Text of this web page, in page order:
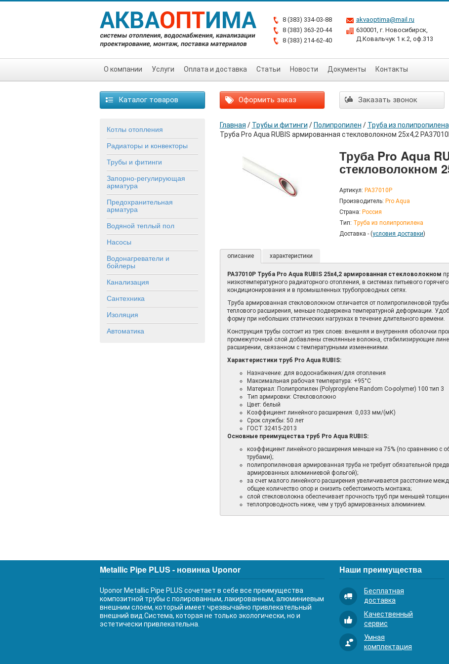
8 (383) 334-03-88
8 (383) 363-20-44
8 (383) 214-62-40
akvaoptima@mail.ru
630001, г. Новосибирск,
Д.Ковальчук 1 к.2, оф.313
О компании Услуги Оплата и доставка Статьи Новости Документы Контакты
Каталог товаров Оформить заказ Заказать звонок
Котлы отопления
Радиаторы и конвекторы
Трубы и фитинги
Запорно-регулирующая
арматура
Предохранительная
арматура
Водяной теплый пол
Насосы
Водонагреватели и
бойлеры
Канализация
Сантехника
Изоляция
Автоматика
Главная / Трубы и фитинги / Полипропилен / Труба из полипропилена
Труба Pro Aqua RUBIS армированная стекловолокном 25х4,2
Труба Pro Aqua
стекловолокном
Артикул: PA37010P
Производитель: Pro Aqua
Страна: Россия
Тип: Труба из полипропилена
Доставка - (условия доставки)
описание характеристики
PA37010P Труба Pro Aqua RUBIS 25х4,2 армированная стекловолокном
низкотемпературного радиаторного отопления, в системах питьевого
кондиционирования и в промышленных трубопроводных сетях.
Труба армированная стекловолокном отличается от полипропиленовой
теплового расширения, меньше подвержена температурной деформации.
форму при небольших статических нагрузках в течение длительного времени.
Конструкция трубы состоит из трех слоев: внешняя и внутренняя оболочки
промежуточный слой добавлены стеклянные волокна, стабилизирующие
расширении, связанном с температурными изменениями.
Характеристики труб Pro Aqua RUBIS:
Назначение: для водоснабжения/для отопления
Максимальная рабочая температура: +95°С
Материал: Полипропилен (Polypropylene Random Co-polymer) 100 тип 3
Тип армировки: Стекловолокно
Цвет: белый
Коэффициент линейного расширения: 0,033 мм/(мК)
Срок службы: 50 лет
ГОСТ 32415-2013
Основные преимущества труб Pro Aqua RUBIS:
коэффициент линейного расширения меньше на 75% (по сравнению
трубами);
полипропиленовая армированная труба не требует обязательной
армированных алюминиевой фольгой);
за счет малого линейного расширения увеличивается расстояние
общее количество опор и снизить себестоимость монтажа;
слой стекловолокна обеспечивает прочность труб при меньшей
теплопроводность ниже, чем у труб армированных алюминием.
Metallic Pipe PLUS - новинка Uponor
Uponor Metallic Pipe PLUS сочетает в себе все преимущества
композитной трубы с полированным, лакированным, алюминиевым
внешним слоем, который имеет чрезвычайно привлекательный
внешний вид.Система, которая не только экологически, но и
эстетически привлекательна.
Наши преимущества
Бесплатная
доставка
Качественный
сервис
Умная
комплектация